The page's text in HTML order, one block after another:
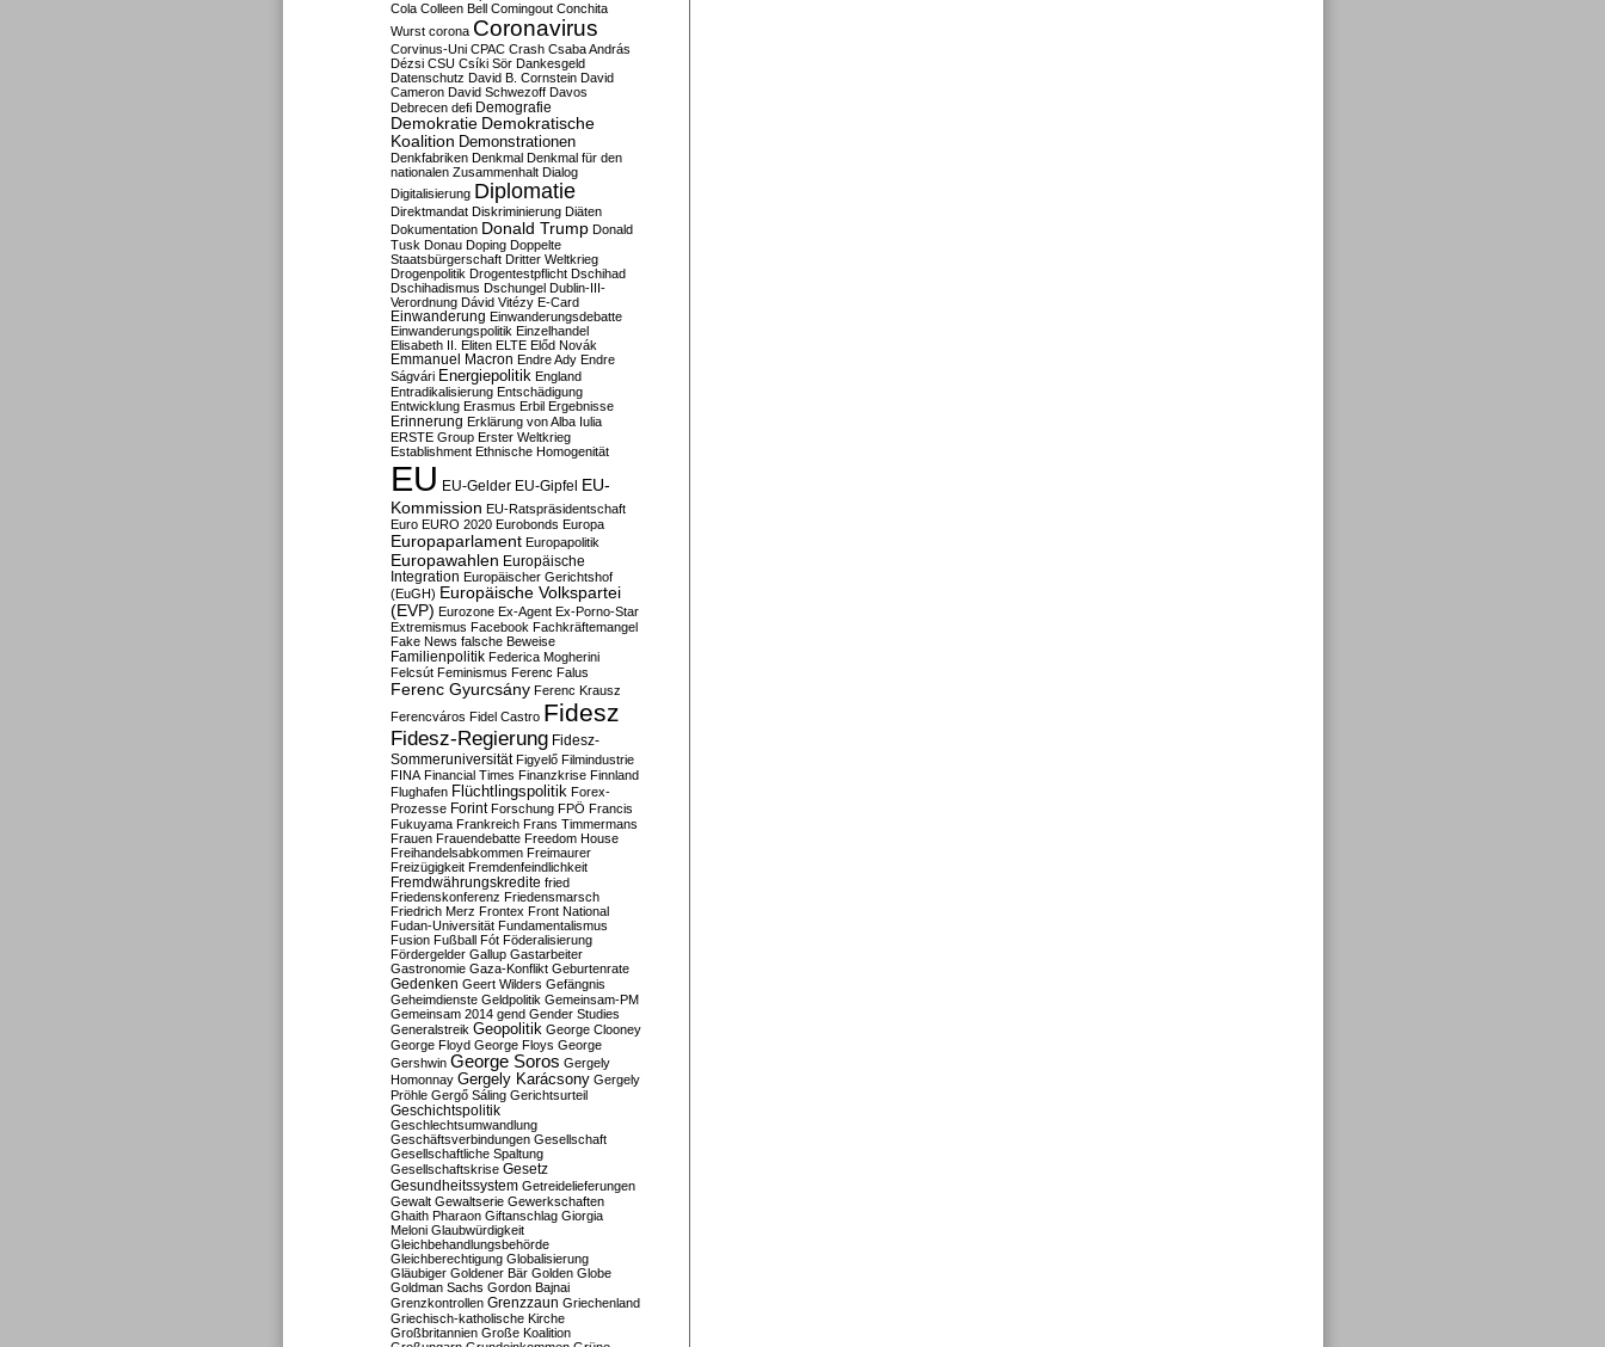
Cola Colleen Bell Comingout Conchita
Wurst corona Coronavirus
Corvinus-Uni CPAC Crash Csaba András
Dézsi CSU Csíki Sör Dankesgeld
Datenschutz David B. Cornstein David
Cameron David Schwezoff Davos
Debrecen defi Demografie
Demokratie Demokratische
Koalition Demonstrationen
Denkfabriken Denkmal Denkmal für den
nationalen Zusammenhalt Dialog
Digitalisierung Diplomatie
Direktmandat Diskriminierung Diäten
Dokumentation Donald Trump Donald
Tusk Donau Doping Doppelte
Staatsbürgerschaft Dritter Weltkrieg
Drogenpolitik Drogentestpflicht Dschihad
Dschihadismus Dschungel Dublin-III-
Verordnung Dávid Vitézy E-Card
Einwanderung Einwanderungsdebatte
Einwanderungspolitik Einzelhandel
Elisabeth II. Eliten ELTE Előd Novák
Emmanuel Macron Endre Ady Endre
Ságvári Energiepolitik England
Entradikalisierung Entschädigung
Entwicklung Erasmus Erbil Ergebnisse
Erinnerung Erklärung von Alba Iulia
ERSTE Group Erster Weltkrieg
Establishment Ethnische Homogenität
EU EU-Gelder EU-Gipfel EU-
Kommission EU-Ratspräsidentschaft
Euro EURO 2020 Eurobonds Europa
Europaparlament Europapolitik
Europawahlen Europäische
Integration Europäischer Gerichtshof
(EuGH) Europäische Volkspartei
(EVP) Eurozone Ex-Agent Ex-Porno-Star
Extremismus Facebook Fachkräftemangel
Fake News falsche Beweise
Familienpolitik Federica Mogherini
Felcsút Feminismus Ferenc Falus
Ferenc Gyurcsány Ferenc Krausz
Ferencváros Fidel Castro Fidesz
Fidesz-Regierung Fidesz-
Sommeruniversität Figyelő Filmindustrie
FINA Financial Times Finanzkrise Finnland
Flughafen Flüchtlingspolitik Forex-
Prozesse Forint Forschung FPÖ Francis
Fukuyama Frankreich Frans Timmermans
Frauen Frauendebatte Freedom House
Freihandelsabkommen Freimaurer
Freizügigkeit Fremdenfeindlichkeit
Fremdwährungskredite fried
Friedenskonferenz Friedensmarsch
Friedrich Merz Frontex Front National
Fudan-Universität Fundamentalismus
Fusion Fußball Fót Föderalisierung
Fördergelder Gallup Gastarbeiter
Gastronomie Gaza-Konflikt Geburtenrate
Gedenken Geert Wilders Gefängnis
Geheimdienste Geldpolitik Gemeinsam-PM
Gemeinsam 2014 gend Gender Studies
Generalstreik Geopolitik George Clooney
George Floyd George Floys George
Gershwin George Soros Gergely
Homonnay Gergely Karácsony Gergely
Pröhle Gergő Sáling Gerichtsurteil
Geschichtspolitik
Geschlechtsumwandlung
Geschäftsverbindungen Gesellschaft
Gesellschaftliche Spaltung
Gesellschaftskrise Gesetz
Gesundheitssystem Getreidelieferungen
Gewalt Gewaltserie Gewerkschaften
Ghaith Pharaon Giftanschlag Giorgia
Meloni Glaubwürdigkeit
Gleichbehandlungsbehörde
Gleichberechtigung Globalisierung
Gläubiger Goldener Bär Golden Globe
Goldman Sachs Gordon Bajnai
Grenzkontrollen Grenzzaun Griechenland
Griechisch-katholische Kirche
Großbritannien Große Koalition